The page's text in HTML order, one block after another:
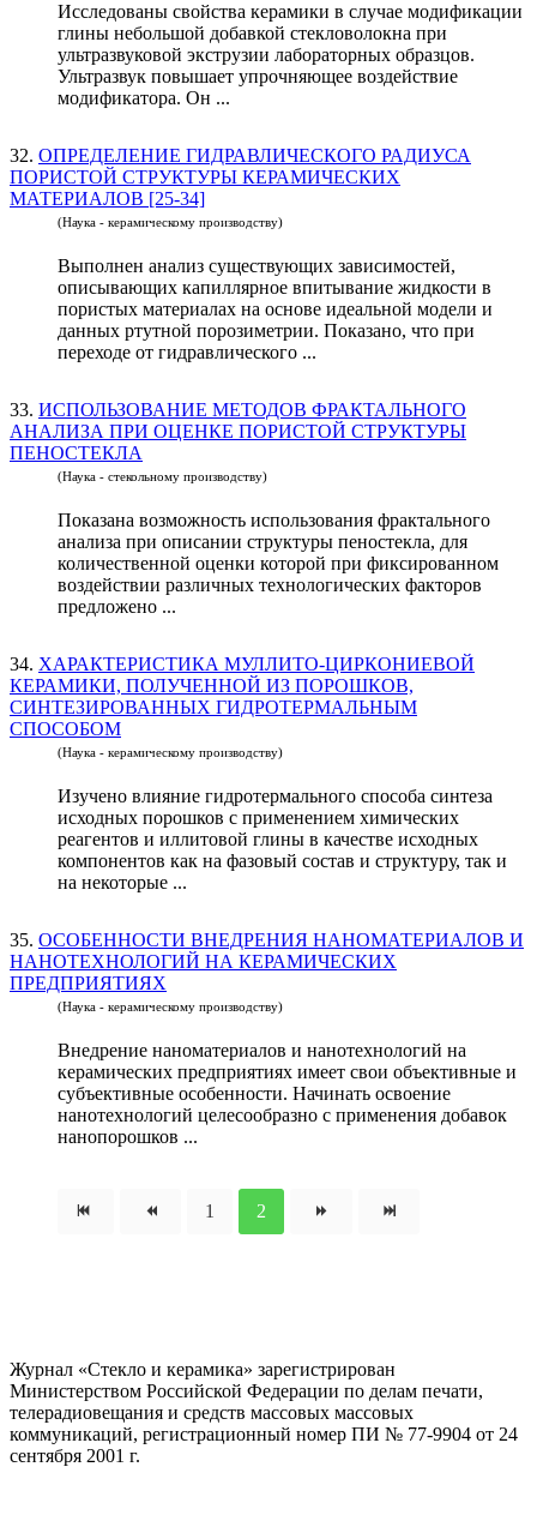
Исследованы свойства керамики в случае модификации
глины небольшой добавкой стекловолокна при
ультразвуковой экструзии лабораторных образцов.
Ультразвук повышает упрочняющее воздействие
модификатора. Он ...
32. ОПРЕДЕЛЕНИЕ ГИДРАВЛИЧЕСКОГО РАДИУСА
ПОРИСТОЙ СТРУКТУРЫ КЕРАМИЧЕСКИХ
МАТЕРИАЛОВ [25-34]
(Наука - керамическому производству)
Выполнен анализ существующих зависимостей,
описывающих капиллярное впитывание жидкости в
пористых материалах на основе идеальной модели и
данных ртутной порозиметрии. Показано, что при
переходе от гидравлического ...
33. ИСПОЛЬЗОВАНИЕ МЕТОДОВ ФРАКТАЛЬНОГО
АНАЛИЗА ПРИ ОЦЕНКЕ ПОРИСТОЙ СТРУКТУРЫ
ПЕНОСТЕКЛА
(Наука - стекольному производству)
Показана возможность использования фрактального
анализа при описании структуры пеностекла, для
количественной оценки которой при фиксированном
воздействии различных технологических факторов
предложено ...
34. ХАРАКТЕРИСТИКА МУЛЛИТО-ЦИРКОНИЕВОЙ
КЕРАМИКИ, ПОЛУЧЕННОЙ ИЗ ПОРОШКОВ,
СИНТЕЗИРОВАННЫХ ГИДРОТЕРМАЛЬНЫМ
СПОСОБОМ
(Наука - керамическому производству)
Изучено влияние гидротермального способа синтеза
исходных порошков с применением химических
реагентов и иллитовой глины в качестве исходных
компонентов как на фазовый состав и структуру, так и
на некоторые ...
35. ОСОБЕННОСТИ ВНЕДРЕНИЯ НАНОМАТЕРИАЛОВ И
НАНОТЕХНОЛОГИЙ НА КЕРАМИЧЕСКИХ
ПРЕДПРИЯТИЯХ
(Наука - керамическому производству)
Внедрение наноматериалов и нанотехнологий на
керамических предприятиях имеет свои объективные и
субъективные особенности. Начинать освоение
нанотехнологий целесообразно с применения добавок
нанопорошков ...
1 2
Журнал «Стекло и керамика» зарегистрирован
Министерством Российской Федерации по делам печати,
телерадиовещания и средств массовых массовых
коммуникаций, регистрационный номер ПИ № 77-9904 от 24
сентября 2001 г.